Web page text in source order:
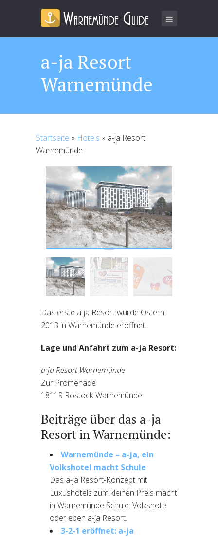
a-ja Resort
Warnemünde
Startseite » Hotels » a-ja Resort
Warnemünde
Das a-ja Hotel Resort in
Warnemünde
Das erste a-ja Resort wurde Ostern
2013 in Warnemünde eröffnet.
Lage und Anfahrt zum a-ja Resort:
a-ja Resort Warnemünde
Zur Promenade
18119 Rostock-Warnemünde
Beiträge über das a-ja
Resort in Warnemünde:
Warnemünde – a-ja, ein
Volkshotel macht Schule
Das a-ja Resort-Konzept mit
Luxushotels zum kleinen Preis macht
in Warnemünde Schule: Volkshotel
oder eben a-ja Resort.
3-2-1 eröffnet: a-ja